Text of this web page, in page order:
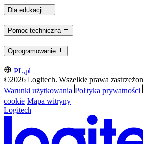
Dla edukacji
Pomoc techniczna
Oprogramowanie
PL,pl
©2026 Logitech. Wszelkie prawa
Warunki użytkowania Polityka prywatności
cookie Mapa witryny
Logitech